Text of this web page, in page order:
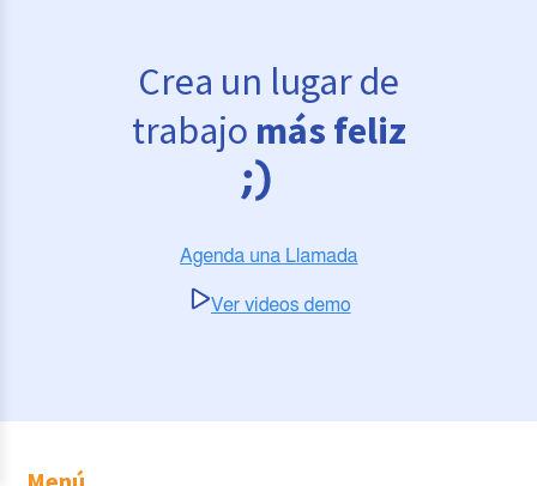
Crea un lugar de
trabajo más feliz